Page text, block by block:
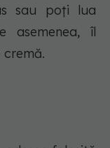
sau poți lua
asemenea, îl